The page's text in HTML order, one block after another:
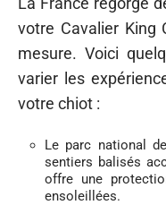
votre Cavalier King
mesure. Voici
varier les
votre chiot :
Le parc national
sentiers balisés
offre une
ensoleillées.